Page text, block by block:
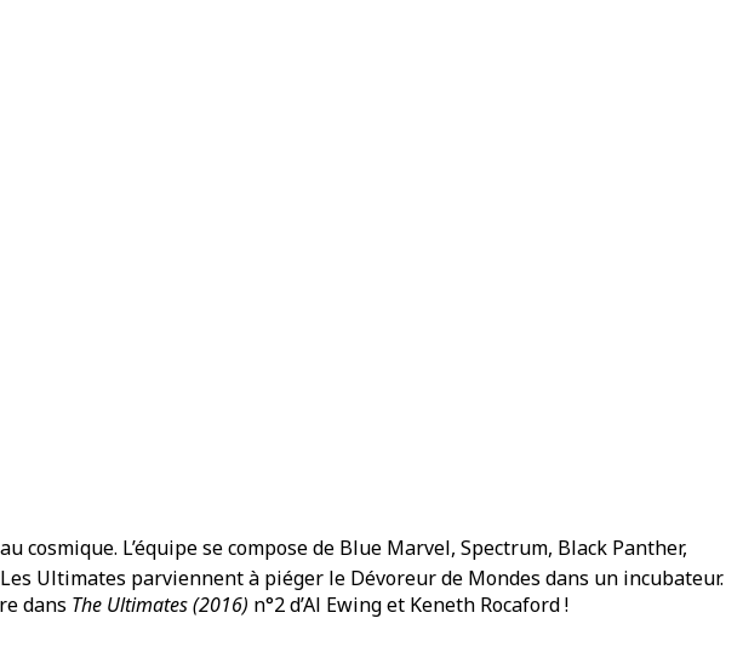
L’équipe se compose de Blue Marvel, Spectrum, Black Panther,
Ultimates parviennent à piéger le Dévoreur de Mondes dans un incubateur.
dans The Ultimates (2016) n°2 d’Al Ewing et Keneth Rocaford !